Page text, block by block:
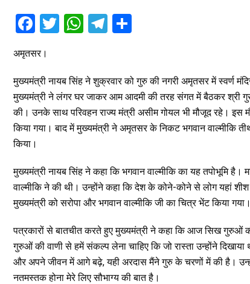
F
ce
b
o
o
k
T
er
W
s
A
p
p
T
gr
a
m
e
अमृतसर।
मुख्यमंत्री नायब सिंह ने शुक्रवार को गुरु की नगरी अमृतसर में स्वर्ण
मुख्यमंत्री ने लंगर घर जाकर आम आदमी की तरह संगत में बैठकर श्री
की। उनके साथ परिवहन राज्य मंत्री असीम गोयल भी मौजूद रहे। इस
किया गया। बाद में मुख्यमंत्री ने अमृतसर के निकट भगवान वाल्मीकि
किया।
मुख्यमंत्री नायब सिंह ने कहा कि भगवान वाल्मीकि का यह तपोभूमि है।
वाल्मीकि ने की थी। उन्होंने कहा कि देश के कोने-कोने से लोग यहां
मुख्यमंत्री को सरोपा और भगवान वाल्मीकि जी का चित्र भेंट किया गया।
पत्रकारों से बातचीत करते हुए मुख्यमंत्री ने कहा कि आज सिख गुरुओं
गुरुओं की वाणी से हमें संकल्प लेना चाहिए कि जो रास्ता उन्होंने
और अपने जीवन में आगे बढ़े, यही अरदास मैंने गुरु के चरणों में की है।
नतमस्तक होना मेरे लिए सौभाग्य की बात है।